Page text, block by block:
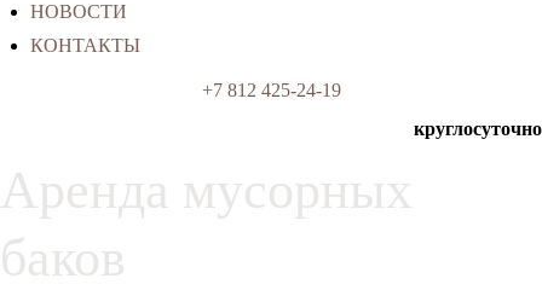
НОВОСТИ
КОНТАКТЫ
+7 812 425-24-19
круглосуточно
Аренда мусорных
баков